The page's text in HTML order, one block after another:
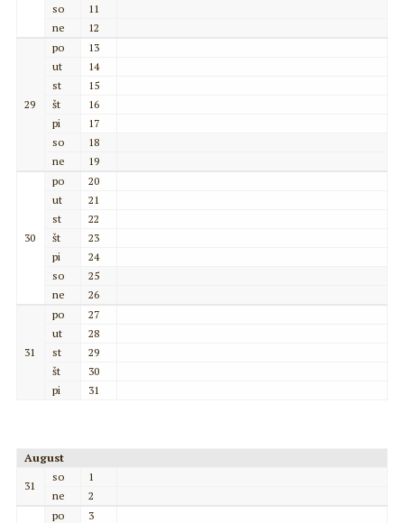
so
11
ne
12
29
po
13
ut
14
st
15
št
16
pi
17
so
18
ne
19
30
po
20
ut
21
st
22
št
23
pi
24
so
25
ne
26
31
po
27
ut
28
st
29
št
30
pi
31
August
31
so
1
ne
2
po
3